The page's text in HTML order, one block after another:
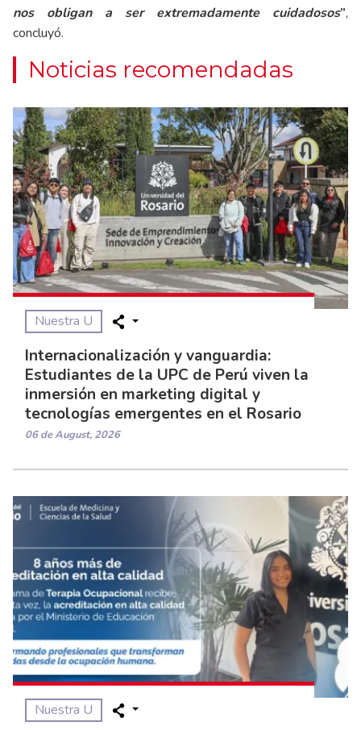
nos obligan a ser extremadamente cuidadosos”,
concluyó.
Noticias recomendadas
Nuestra U
Internacionalización y vanguardia:
Estudiantes de la UPC de Perú viven la
inmersión en marketing digital y
tecnologías emergentes en el Rosario
06 de August, 2026
Nuestra U